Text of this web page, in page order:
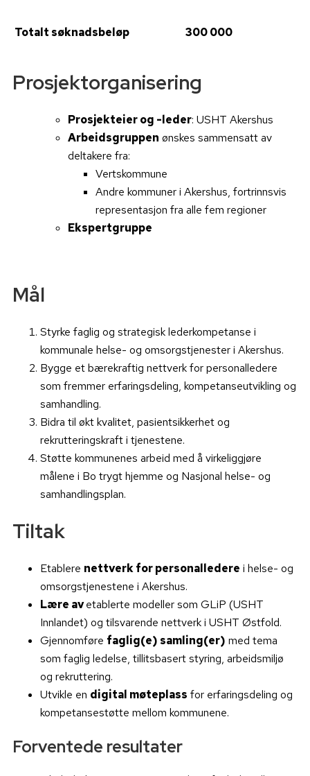
Totalt søknadsbeløp 300 000
Prosjektorganisering
Prosjekteier og -leder: USHT Akershus
Arbeidsgruppen ønskes sammensatt av
deltakere fra:
Vertskommune
Andre kommuner i Akershus, fortrinnsvis
representasjon fra alle fem regioner
Ekspertgruppe
Mål
Styrke faglig og strategisk lederkompetanse i
kommunale helse- og omsorgstjenester i Akershus.
Bygge et bærekraftig nettverk for personalledere
som fremmer erfaringsdeling, kompetanseutvikling og
samhandling.
Bidra til økt kvalitet, pasientsikkerhet og
rekrutteringskraft i tjenestene.
Støtte kommunenes arbeid med å virkeliggjøre
målene i Bo trygt hjemme og Nasjonal helse- og
samhandlingsplan.
Tiltak
Etablere nettverk for personalledere i helse- og
omsorgstjenestene i Akershus.
Lære avetablerte modeller som GLiP (USHT
Innlandet) og tilsvarende nettverk i USHT Østfold.
Gjennomføre faglig(e) samling(er) med tema
som faglig ledelse, tillitsbasert styring, arbeidsmiljø
og rekruttering.
Utvikle en digital møteplass for erfaringsdeling og
kompetansestøtte mellom kommunene.
Forventede resultater